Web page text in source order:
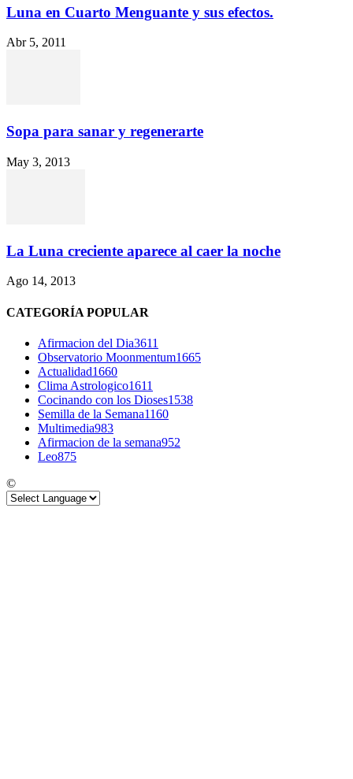
Luna en Cuarto Menguante y sus efectos.
Abr 5, 2011
Sopa para sanar y regenerarte
May 3, 2013
La Luna creciente aparece al caer la noche
Ago 14, 2013
CATEGORÍA POPULAR
Afirmacion del Dia3611
Observatorio Moonmentum1665
Actualidad1660
Clima Astrologico1611
Cocinando con los Dioses1538
Semilla de la Semana1160
Multimedia983
Afirmacion de la semana952
Leo875
©